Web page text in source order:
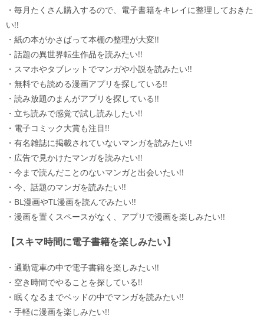
・毎月たくさん購入するので、電子書籍をキレイに整理しておきた
い!!
・紙の本がかさばって本棚の整理が大変!!
・話題の異世界転生作品を読みたい!!
・スマホやタブレットでマンガや小説を読みたい!!
・無料でも読める漫画アプリを探している!!
・読み放題のまんがアプリを探している!!
・立ち読みで感覚で試し読みしたい!!
・電子コミック大賞も注目!!
・有名雑誌に掲載されていないマンガを読みたい!!
・広告で見かけたマンガを読みたい!!
・今まで読んだことのないマンガと出会いたい!!
・今、話題のマンガを読みたい!!
・BL漫画やTL漫画を読んでみたい!!
・漫画を置くスペースがなく、アプリで漫画を楽しみたい!!
【スキマ時間に電子書籍を楽しみたい】
・通勤電車の中で電子書籍を楽しみたい!!
・空き時間でやることを探している!!
・眠くなるまでベッドの中でマンガを読みたい!!
・手軽に漫画を楽しみたい!!